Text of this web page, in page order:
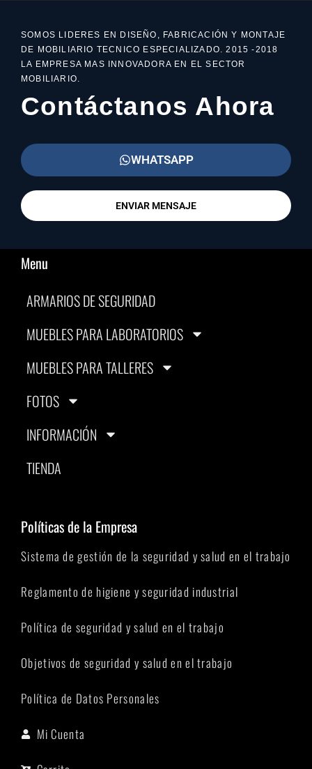
SOMOS LIDERES EN DISEÑO, FABRICACIÓN Y MONTAJE
DE MOBILIARIO TECNICO ESPECIALIZADO. 2015 -2018
LA EMPRESA MAS INNOVADORA EN EL SECTOR
MOBILIARIO.
Contáctanos Ahora
WHATSAPP
ENVIAR MENSAJE
Menu
ARMARIOS DE SEGURIDAD
MUEBLES PARA LABORATORIOS
MUEBLES PARA TALLERES
FOTOS
INFORMACIÓN
TIENDA
Políticas de la Empresa
Sistema de gestión de la seguridad y salud en el trabajo
Reglamento de higiene y seguridad industrial
Política de seguridad y salud en el trabajo
Objetivos de seguridad y salud en el trabajo
Política de Datos Personales
Mi Cuenta